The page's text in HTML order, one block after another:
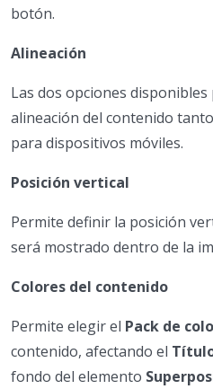
botón.
Alineación
Las dos opciones
alineación del contenido
para dispositivos móviles.
Posición vertical
Permite definir la posición
será mostrado dentro de la
Colores del contenido
Permite elegir el Pack de
contenido, afectando el
fondo del elemento